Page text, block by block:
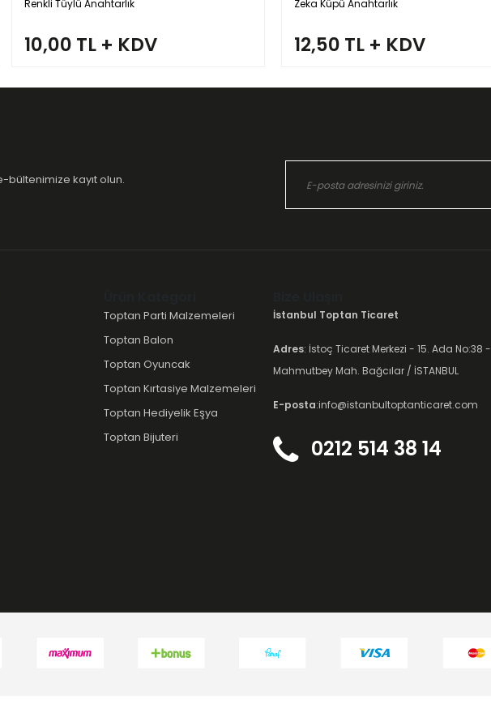
Renkli Tüylü Anahtarlık
10,00 TL + KDV
Zeka Küpü Anahtarlık
12,50 TL + KDV
kayıt olun.
Toptan Parti Malzemeleri
Toptan Balon
Toptan Oyuncak
Toptan Kırtasiye Malzemeleri
Toptan Hediyelik Eşya
Toptan Bijuteri
İstanbul Toptan Ticaret
Adres: İstoç Ticaret Merkezi - 15. Ada No:38 -
Mahmutbey Mah. Bağcılar / İSTANBUL
E-posta:info@istanbultoptanticaret.com
0212 514 38 14